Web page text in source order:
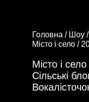
Головна / Шоу /
Місто і село /
Місто і
Сільські